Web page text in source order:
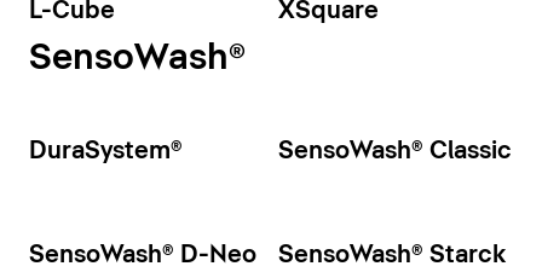
L-Cube XSquare
SensoWash®
DuraSystem® SensoWash® Classic
SensoWash® D-Neo
SensoWash® Starck